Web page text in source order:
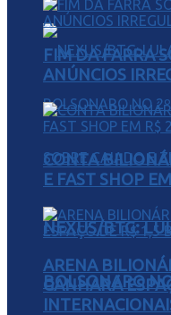
NEXUS/BTG:
BOLSONARO
FIM DA FARRA
ANÚNCIOS
CONTA
E FAST SHOP
ARENA
GANHARÁ